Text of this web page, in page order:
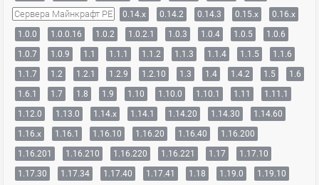
Сервера Майнкрафт PE 0.14.x 0.14.2 0.14.3 0.15.x
0.16.x
1.0.0
1.0.0.16 1.0.2 1.0.2.1 1.0.3 1.0.4 1.0.5
1.0.6
1.0.7
1.0.9 1.1 1.1.1 1.1.2 1.1.3 1.1.4 1.1.5
1.1.6
1.1.7
1.2 1.2.1 1.2.9 1.2.10 1.3 1.4 1.4.2 1.5
1.6
1.6.1
1.7 1.8 1.9 1.10 1.10.0 1.10.1 1.11
1.11.1
1.12.0
1.13.0 1.14.x 1.14.1 1.14.20 1.14.30
1.14.60
1.16.x
1.16.1 1.16.10 1.16.20 1.16.40
1.16.200
1.16.201
1.16.210 1.16.220 1.16.221 1.17
1.17.10
1.17.30
1.17.34 1.17.40 1.17.41 1.18 1.19.0
1.19.10